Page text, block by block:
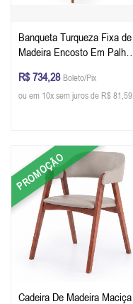
Banqueta Turqueza Fixa de
Madeira Encosto Em Palha
- Personalizável
R$ 734,28 Boleto/Pix
ou em 10x sem juros de R$ 81,59
PROMOÇÃO
Cadeira De Madeira Maciça